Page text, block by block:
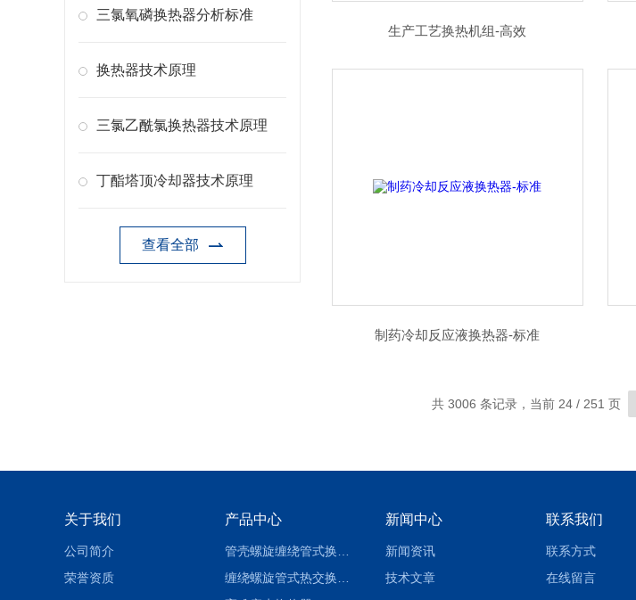
三氯氧磷换热器分析标准
换热器技术原理
三氯乙酰氯换热器技术原理
丁酯塔顶冷却器技术原理
查看全部
生产工艺换热机组-高效
制药冷却反应液换热器-标准
共 3006 条记录，当前 24 / 251 页
关于我们
公司简介
荣誉资质
产品中心 新闻中心
新闻资讯
技术文章
联系我们
联系方式
在线留言